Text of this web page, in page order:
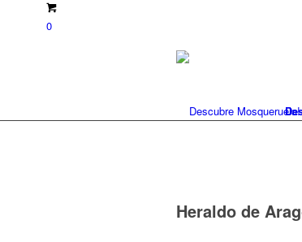
0
Heraldo de